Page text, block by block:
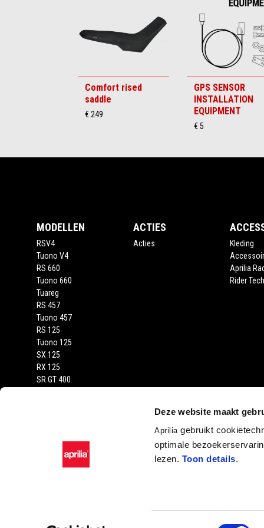
Deze website maakt
Apriliagebruikt
optimale
lezen. Toon details.
Toestemmingsselectie
Comfort rised
saddle
€ 249
GPS SENSOR
INSTALLATION
EQUIPMENT
€ 5
MODELLEN
RSV4
Tuono V4
RS 660
Tuono 660
Tuareg
RS 457
Tuono 457
RS 125
Tuono 125
SX 125
RX 125
SR GT 400
ACTIES
Acties
Kleding
Aprilia
Rider